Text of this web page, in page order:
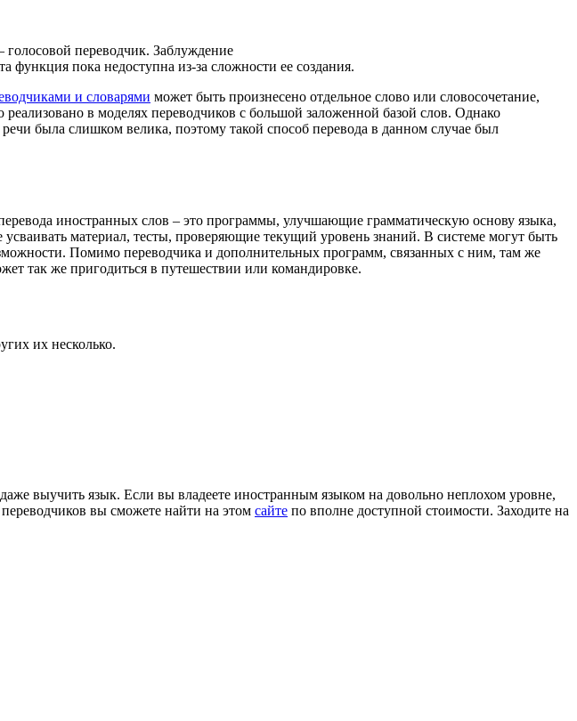
голосовой переводчик. Заблуждение
функция пока недоступна из-за сложности ее создания.
и словарями может быть произнесено отдельное слово или словосочетание,
в моделях переводчиков с большой заложенной базой слов. Однако
была слишком велика, поэтому такой способ перевода в данном случае был
иностранных слов – это программы, улучшающие грамматическую основу языка,
материал, тесты, проверяющие текущий уровень знаний. В системе могут быть
Помимо переводчика и дополнительных программ, связанных с ним, там же
так же пригодиться в путешествии или командировке.
их несколько.
выучить язык. Если вы владеете иностранным языком на довольно неплохом уровне,
вы сможете найти на этом сайте по вполне доступной стоимости. Заходите на